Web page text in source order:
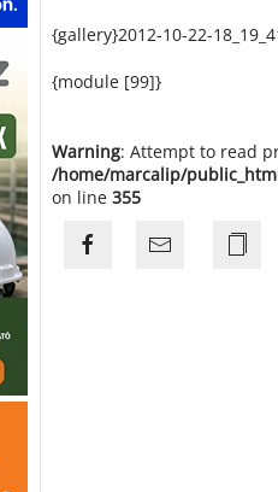
{gallery}2012-10-22-
{module [99]}
Warning: Attempt to read
/home/marcalip/
on line 355